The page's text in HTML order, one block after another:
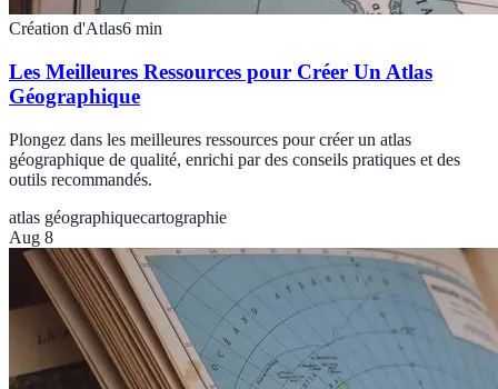
Création d'Atlas6 min
Les Meilleures Ressources pour Créer Un Atlas
Géographique
Plongez dans les meilleures ressources pour créer un atlas
géographique de qualité, enrichi par des conseils pratiques et des
outils recommandés.
atlas géographiquecartographie
Aug 8